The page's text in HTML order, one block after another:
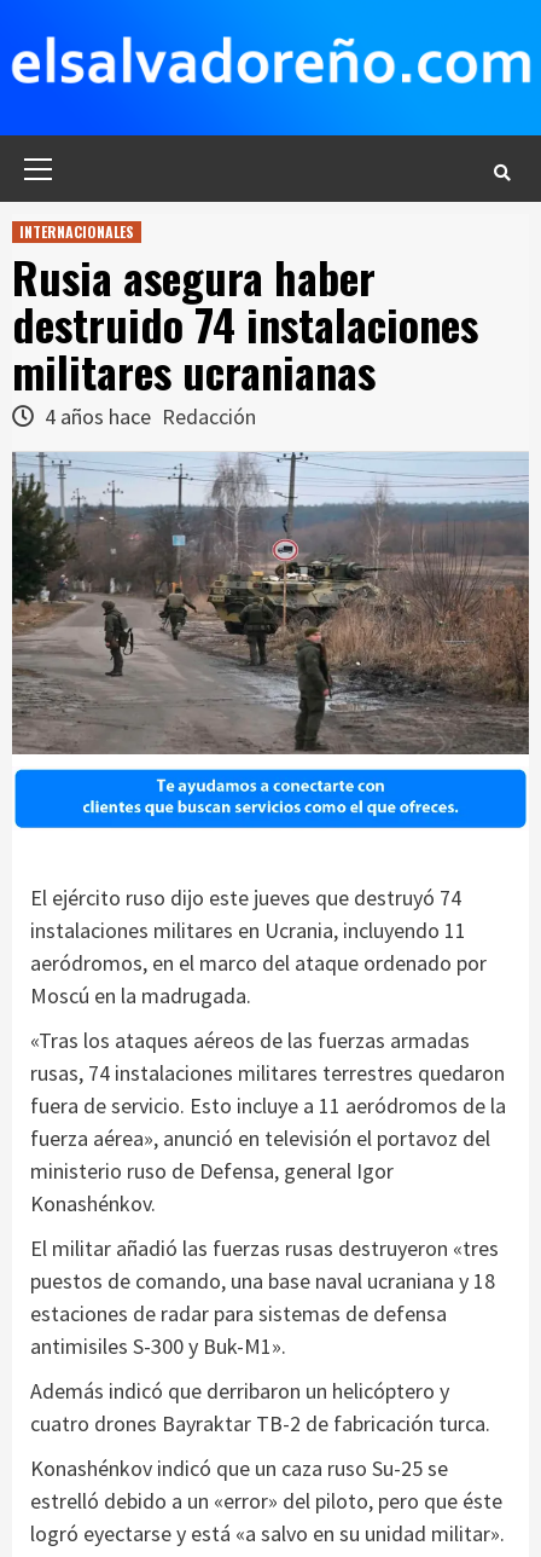
contenido
INTERNACIONALES
Rusia asegura haber
destruido 74 instalaciones
militares ucranianas
4 años hace Redacción
El ejército ruso dijo este jueves que destruyó 74
instalaciones militares en Ucrania, incluyendo 11
aeródromos, en el marco del ataque ordenado por
Moscú en la madrugada.
«Tras los ataques aéreos de las fuerzas armadas
rusas, 74 instalaciones militares terrestres quedaron
fuera de servicio. Esto incluye a 11 aeródromos de la
fuerza aérea», anunció en televisión el portavoz del
ministerio ruso de Defensa, general Igor
Konashénkov.
El militar añadió las fuerzas rusas destruyeron «tres
puestos de comando, una base naval ucraniana y 18
estaciones de radar para sistemas de defensa
antimisiles S-300 y Buk-M1».
Además indicó que derribaron un helicóptero y
cuatro drones Bayraktar TB-2 de fabricación turca.
Konashénkov indicó que un caza ruso Su-25 se
estrelló debido a un «error» del piloto, pero que éste
logró eyectarse y está «a salvo en su unidad militar».